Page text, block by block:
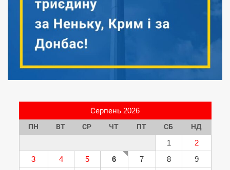
Серпень 2026
ПН ВТ СР ЧТ ПТ СБ НД
1
2
3
4 5 6 7 8
9